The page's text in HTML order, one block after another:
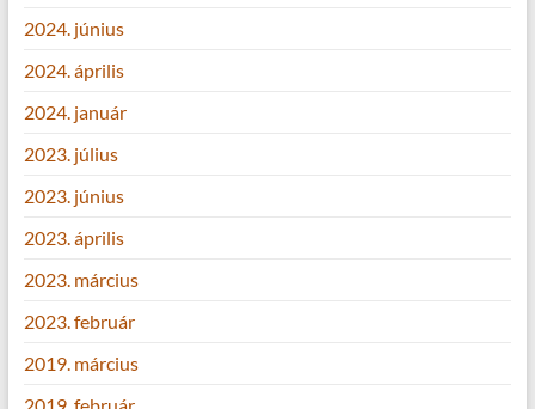
2024. június
2024. április
2024. január
2023. július
2023. június
2023. április
2023. március
2023. február
2019. március